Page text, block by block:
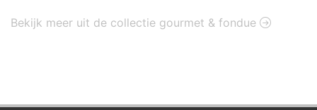
Bekijk meer uit de collectie gourmet & fondue